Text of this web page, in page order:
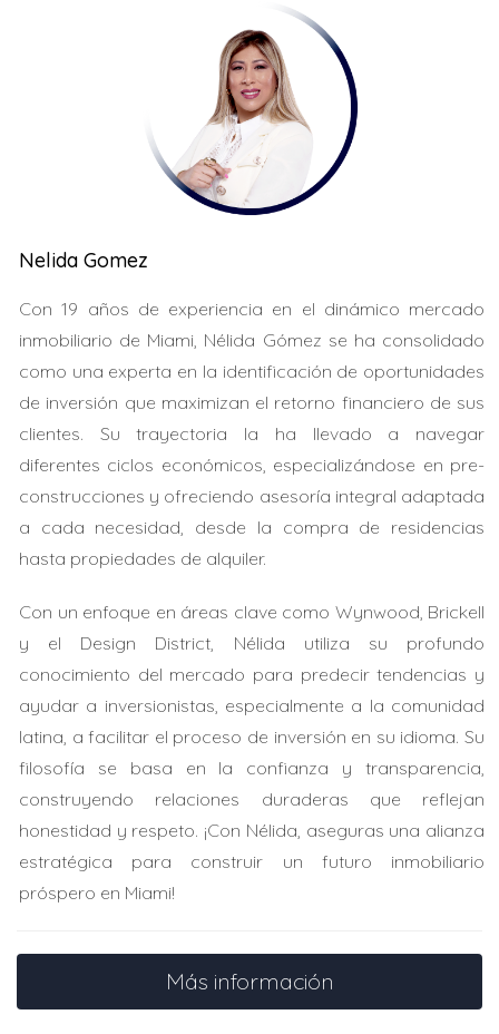
buena noticia es que sí, es posible conseguir una
hipoteca como no residente, aunque existen ciertos
requisitos y procedimientos que deben seguirse.
Entender estos aspectos es clave para aquellos que
buscan invertir en el atractivo mercado inmobiliario
estadounidense, ya sea para fines residenciales o como
inversión. Este artículo tiene como objetivo ofrecer una
proceso y lograr concretar esa inversión soñada.
REQUISITOS PARA OBTENER
UNA HIPOTECA
Los requisitos para que un extranjero obtenga una
hipoteca en Estados Unidos varían según la entidad
financiera y el tipo de préstamo. Sin embargo, hay
aspectos comunes que deben considerarse. Estos son
algunos de los requisitos más destacados:
Documentación de Identidad:
Pasaporte válido y,
en algunos casos, una visa o documento que
acredite su estatus migratorio.
Historial Crediticio:Aunque es complicado construir
un historial crediticio estadounidense como
informes crediticios de su país de origen.
Ingreso Justificable:Pruebas de ingresos, que
pueden incluir recibos de sueldo, declaraciones de
impuestos y documentos bancarios.
Aportación Inicial: Generalmente, se requiere un
pago inicial mayor para extranjeros, que puede
variar entre el 20% y el 50% del precio de compra.
Unidos puede facilitar el proceso de obtención de
Nelida Gomez
Con 19 años de experiencia en el dinámico mercado
inmobiliario de Miami, Nélida Gómez se ha consolidado
como una experta en la identificación de oportunidades
de inversión que maximizan el retorno financiero de sus
clientes. Su trayectoria la ha llevado a navegar
diferentes ciclos económicos, especializándose en pre-
construcciones y ofreciendo asesoría integral adaptada
a cada necesidad, desde la compra de residencias
hasta propiedades de alquiler.
Con un enfoque en áreas clave como Wynwood, Brickell
y el Design District, Nélida utiliza su profundo
conocimiento del mercado para predecir tendencias y
ayudar a inversionistas, especialmente a la comunidad
latina, a facilitar el proceso de inversión en su idioma. Su
filosofía se basa en la confianza y transparencia,
construyendo relaciones duraderas que reflejan
honestidad y respeto. ¡Con Nélida, aseguras una alianza
estratégica para construir un futuro inmobiliario
próspero en Miami!
Más información